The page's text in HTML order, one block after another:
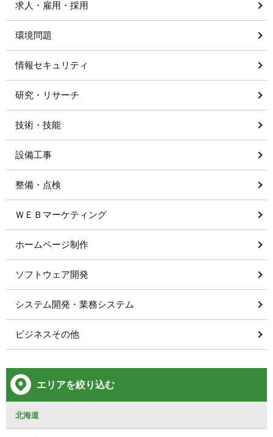
求人・雇用・採用
環境問題
情報セキュリティ
研究・リサーチ
技術・技能
設備工事
整備・点検
ＷＥＢマーケティング
ホームページ制作
ソフトウェア開発
システム開発・業務システム
ビジネスその他
エリアを絞り込む
北海道